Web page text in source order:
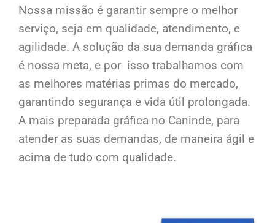
Nossa missão é garantir sempre o melhor
serviço, seja em qualidade, atendimento, e
agilidade. A solução da sua demanda gráfica
é nossa meta, e por isso trabalhamos com
as melhores matérias primas do mercado,
garantindo segurança e vida útil prolongada.
A mais preparada gráfica no Caninde, para
atender as suas demandas, de maneira ágil e
acima de tudo com qualidade.